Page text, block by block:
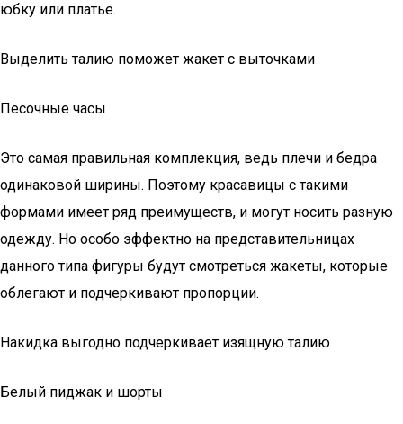
юбку или платье.
Выделить талию поможет жакет с выточками
Песочные часы
Это самая правильная комплекция, ведь плечи и бедра
одинаковой ширины. Поэтому красавицы с такими
формами имеет ряд преимуществ, и могут носить разную
одежду. Но особо эффектно на представительницах
данного типа фигуры будут смотреться жакеты, которые
облегают и подчеркивают пропорции.
Накидка выгодно подчеркивает изящную талию
Белый пиджак и шорты